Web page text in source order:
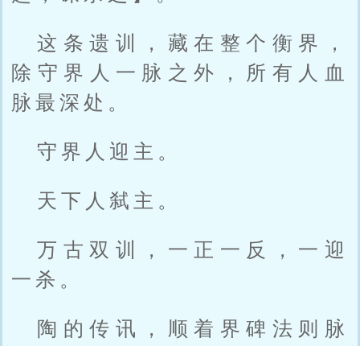
这条遗训，藏在整个衡界，
除守界人一脉之外，所有人血
脉最深处。
守界人迎主。
天下人弑主。
万古双训，一正一反，一迎
一杀。
陶的传讯，顺着界碑法则脉